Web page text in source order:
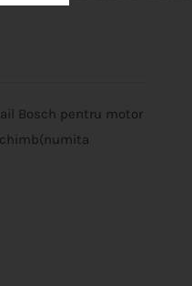
Bosch pentru motor